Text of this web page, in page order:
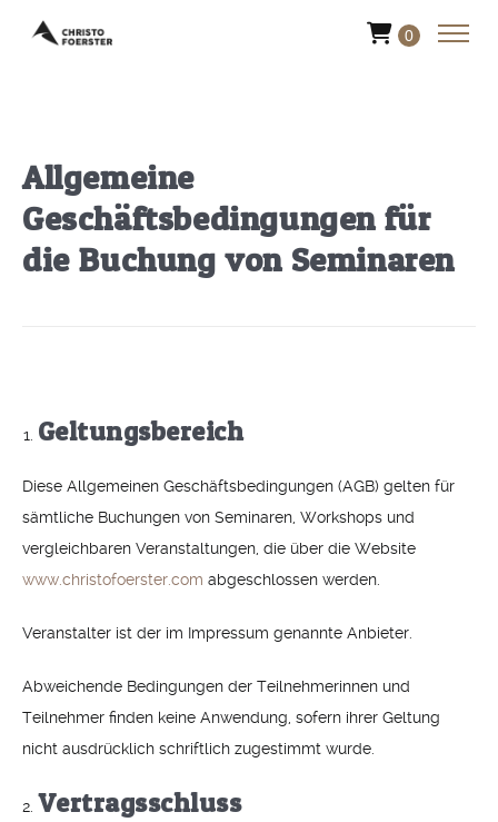
0
Allgemeine
Geschäftsbedingungen für
die Buchung von Seminaren
Geltungsbereich
Diese Allgemeinen Geschäftsbedingungen (AGB) gelten für
sämtliche Buchungen von Seminaren, Workshops und
vergleichbaren Veranstaltungen, die über die Website
www.christofoerster.com abgeschlossen werden.
Veranstalter ist der im Impressum genannte Anbieter.
Abweichende Bedingungen der Teilnehmerinnen und
Teilnehmer finden keine Anwendung, sofern ihrer Geltung
nicht ausdrücklich schriftlich zugestimmt wurde.
Vertragsschluss